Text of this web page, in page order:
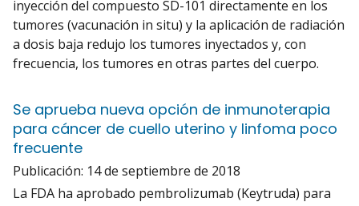
inyección del compuesto SD-101 directamente en los
tumores (vacunación in situ) y la aplicación de radiación
a dosis baja redujo los tumores inyectados y, con
frecuencia, los tumores en otras partes del cuerpo.
Se aprueba nueva opción de inmunoterapia
para cáncer de cuello uterino y linfoma poco
frecuente
Publicación: 14 de septiembre de 2018
La FDA ha aprobado pembrolizumab (Keytruda) para